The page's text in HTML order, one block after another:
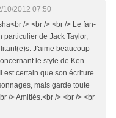
10/2012 07:50
/> <br /> <br /> Le fan-
particulier de Jack Taylor,
J'aime beaucoup
le style de Ken
est certain que son écriture
mais garde toute
/> Amitiés.<br /> <br /> <br